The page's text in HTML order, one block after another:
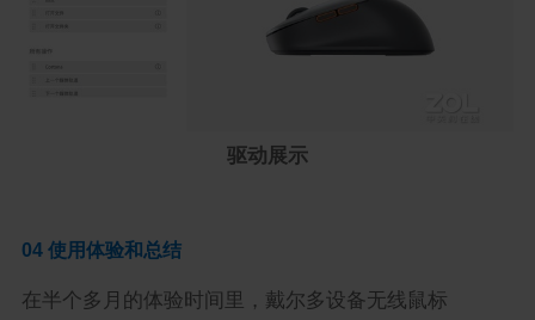
驱动展示
04 使用体验和总结
在半个多月的体验时间里，戴尔多设备无线鼠标